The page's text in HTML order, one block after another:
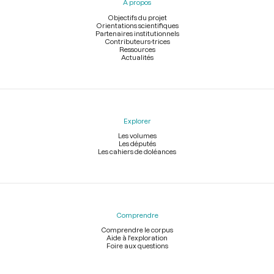
À propos
Objectifs du projet
Orientations scientifiques
Partenaires institutionnels
Contributeurs-trices
Ressources
Actualités
Explorer
Les volumes
Les députés
Les cahiers de doléances
Comprendre
Comprendre le corpus
Aide à l'exploration
Foire aux questions